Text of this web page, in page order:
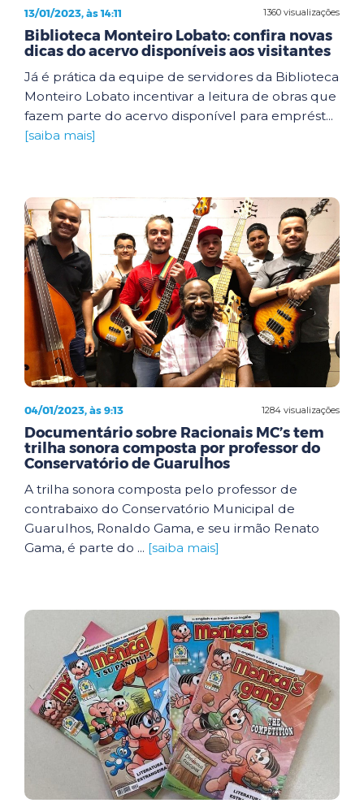
1360 visualizações
13/01/2023, às 14:11
Biblioteca Monteiro Lobato: confira novas
dicas do acervo disponíveis aos visitantes
Já é prática da equipe de servidores da Biblioteca
Monteiro Lobato incentivar a leitura de obras que
fazem parte do acervo disponível para emprést...
[saiba mais]
1284 visualizações
04/01/2023, às 9:13
Documentário sobre Racionais MC’s tem
trilha sonora composta por professor do
Conservatório de Guarulhos
A trilha sonora composta pelo professor de
contrabaixo do Conservatório Municipal de
Guarulhos, Ronaldo Gama, e seu irmão Renato
Gama, é parte do ... [saiba mais]